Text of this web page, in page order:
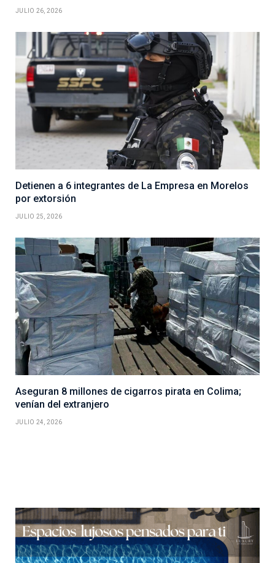
JULIO 26, 2026
Detienen a 6 integrantes de La Empresa en Morelos
por extorsión
JULIO 25, 2026
Aseguran 8 millones de cigarros pirata en Colima;
venían del extranjero
JULIO 24, 2026